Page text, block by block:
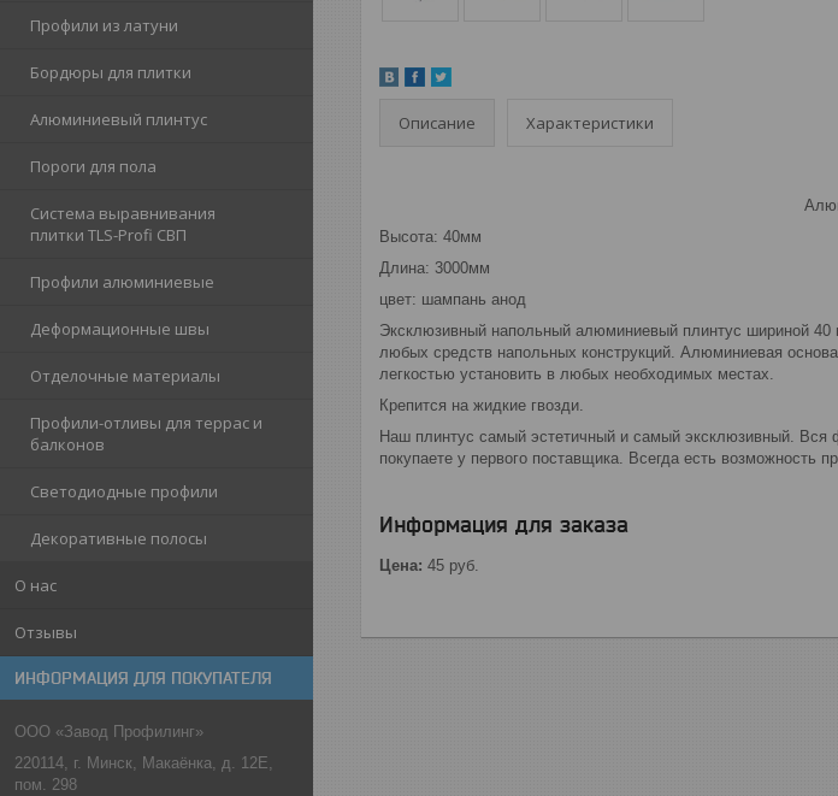
Профили из латуни
Бордюры для плитки
Алюминиевый плинтус
Пороги для пола
Система выравнивания
плитки TLS-Profi СВП
Профили алюминиевые
Деформационные швы
Отделочные материалы
Профили-отливы для террас и
балконов
Светодиодные профили
Декоративные полосы
О нас
Отзывы
ИНФОРМАЦИЯ ДЛЯ ПОКУПАТЕЛЯ
ООО «Завод Профилинг»
220114, г. Минск, Макаёнка, д. 12Е,
пом. 298
Описание Характеристики
Высота: 40мм
Длина: 3000мм
цвет: шампань анод
Эксклюзивный напольный алюминиевый плинтус шириной
любых средств напольных конструкций. Алюминиевая
легкостью установить в любых необходимых местах.
Крепится на жидкие гвозди.
Наш плинтус самый эстетичный и самый эксклюзивный.
покупаете у первого поставщика. Всегда есть возможность
Информация для заказа
Цена: 45 руб.